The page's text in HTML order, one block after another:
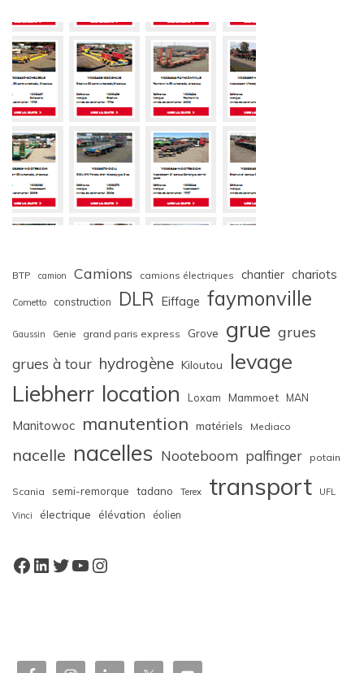
BTP camion Camions camions électriques chantier chariots
Cometto construction DLR Eiffage faymonville
Gaussin Genie grand paris express Grove grue grues
grues à tour hydrogène Kiloutou levage
Liebherr location Loxam Mammoet MAN
Manitowoc manutention matériels Mediaco
nacelle nacelles Nooteboom palfinger potain
Scania semi-remorque tadano Terex transport UFL
Vinci électrique élévation éolien
Facebook
LinkedIn
Twitter
YouTube
Instagram